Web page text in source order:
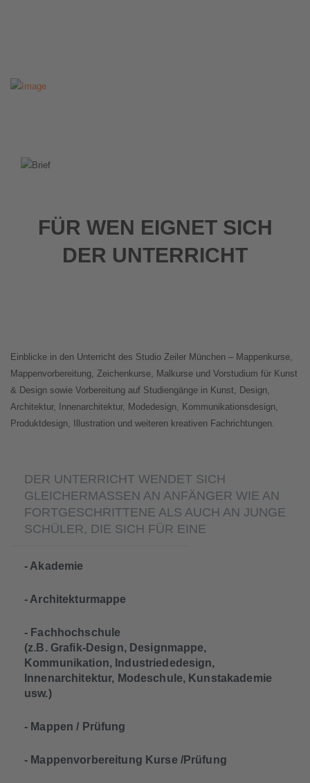
FÜR WEN EIGNET SICH
DER UNTERRICHT
Einblicke in den Unterricht des Studio Zeiler München – Mappenkurse,
Mappenvorbereitung, Zeichenkurse, Malkurse und Vorstudium für Kunst
& Design sowie Vorbereitung auf Studiengänge in Kunst, Design,
Architektur, Innenarchitektur, Modedesign, Kommunikationsdesign,
Produktdesign, Illustration und weiteren kreativen Fachrichtungen.
DER UNTERRICHT WENDET SICH
GLEICHERMASSEN AN ANFÄNGER WIE AN F
ORTGESCHRITTENE ALS AUCH AN JUNGE S
CHÜLER, DIE SICH FÜR EINE
- Akademie
- Architekturmappe
- Fachhochschule
(z.B. Grafik-Design, Designmappe,
Kommunikation, Industriededesign,
Innenarchitektur, Modeschule, Kunstakademie
usw.)
- Mappen / Prüfung
- Mappenvorbereitung Kurse /Prüfung